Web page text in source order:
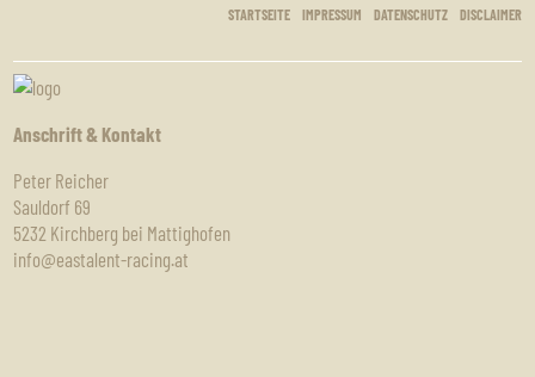
DISCLAIMER
DATENSCHUTZ
IMPRESSUM
STARTSEITE
Anschrift & Kontakt
Peter Reicher
Sauldorf 69
5232 Kirchberg bei Mattighofen
info@eastalent-racing.at